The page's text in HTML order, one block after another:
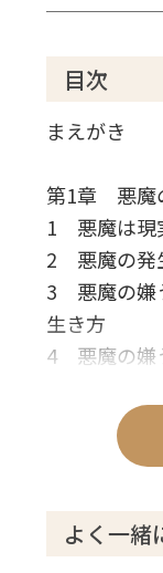
目次
まえがき
第1章 悪魔
1 悪魔は現
2 悪魔の発
3 悪魔の嫌
生き方
4 悪魔の嫌
5 悪魔の
第2章 怨
よく一緒